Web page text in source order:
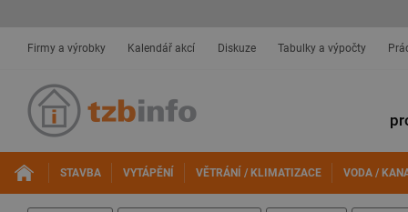
Firmy a výrobky Kalendář akcí Diskuze Tabulky a výpočty
STAVBA VYTÁPĚNÍ VĚTRÁNÍ / KLIMATIZACE VODA /